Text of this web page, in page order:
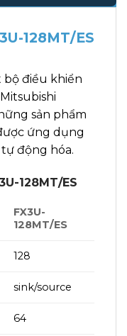
128MT/ES
bộ điều khiển
sản phẩm
ứng dụng
động hóa.
128MT/ES
FX3U-
128MT/ES
128
sink/source
64